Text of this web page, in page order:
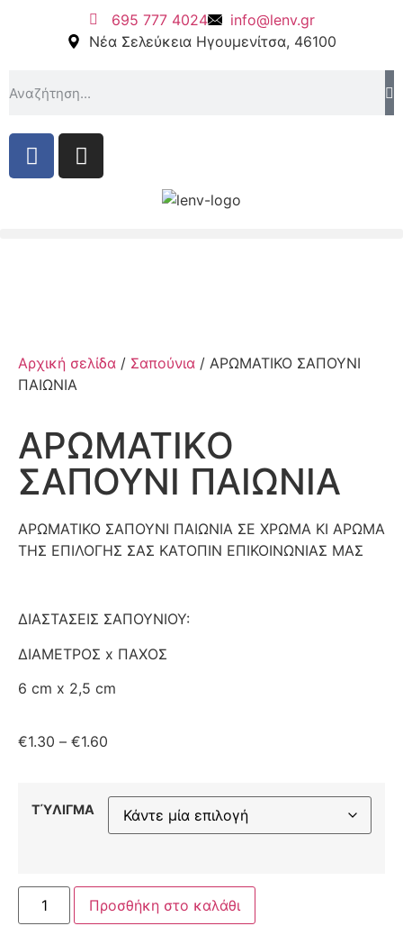
695 777 4024
info@lenv.gr
Νέα Σελεύκεια Ηγουμενίτσα, 46100
Αρχική σελίδα / Σαπούνια / ΑΡΩΜΑΤΙΚΟ ΣΑΠΟΥΝΙ
ΠΑΙΩΝΙΑ
ΑΡΩΜΑΤΙΚΟ
ΣΑΠΟΥΝΙ ΠΑΙΩΝΙΑ
ΑΡΩΜΑΤΙΚΟ ΣΑΠΟΥΝΙ ΠΑΙΩΝΙΑ ΣΕ ΧΡΩΜΑ ΚΙ ΑΡΩΜΑ
ΤΗΣ ΕΠΙΛΟΓΗΣ ΣΑΣ ΚΑΤΟΠΙΝ ΕΠΙΚΟΙΝΩΝΙΑΣ ΜΑΣ
ΔΙΑΣΤΑΣΕΙΣ ΣΑΠΟΥΝΙΟΥ:
ΔΙΑΜΕΤΡΟΣ x ΠΑΧΟΣ
6 cm x 2,5 cm
€1.30 – €1.60
ΤΎΛΙΓΜΑ
Προσθήκη στο καλάθι